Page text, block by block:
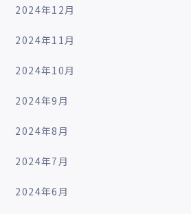
2024年12月
2024年11月
2024年10月
2024年9月
2024年8月
2024年7月
2024年6月